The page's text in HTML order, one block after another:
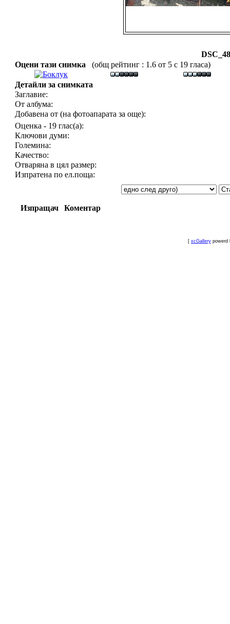
Оцени тази снимка
(общ рейтинг : 1.6 от 5 с 19 гласа)
Детайли за снимката
Заглавие:
От албума:
Добавена от (на фотоапарата за още):
Оценка - 19 глас(а):
Ключови думи:
Големина:
Качество:
Отваряна в цял размер:
Изпратена по ел.поща:
Изпращач Коментар
[ xcGallery